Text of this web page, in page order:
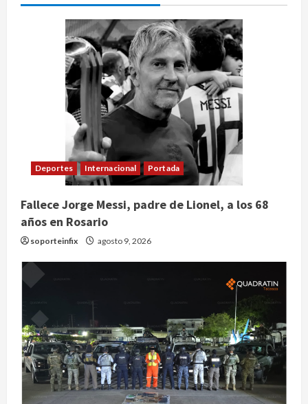
Deportes Internacional Portada
Fallece Jorge Messi, padre de Lionel, a los 68
años en Rosario
soporteinfix agosto 9, 2026